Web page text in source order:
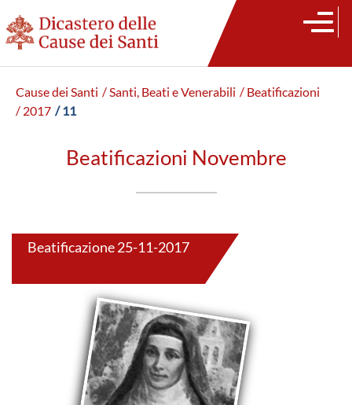
Cause dei Santi / Santi, Beati e Venerabili / Beatificazioni
/ 2017 / 11
Beatificazioni Novembre
Beatificazione 25-11-2017